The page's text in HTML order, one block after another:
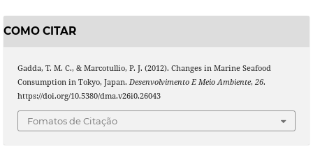
COMO CITAR
Gadda, T. M. C., & Marcotullio, P. J. (2012). Changes in Marine Seafood
Consumption in Tokyo, Japan. Desenvolvimento E Meio Ambiente, 26.
https://doi.org/10.5380/dma.v26i0.26043
Fomatos de Citação